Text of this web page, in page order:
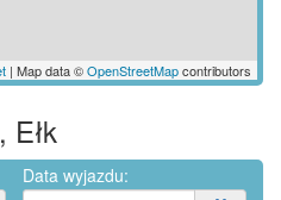
| Map data ©OpenStreetMapcontributors
, Ełk
Data wyjazdu: